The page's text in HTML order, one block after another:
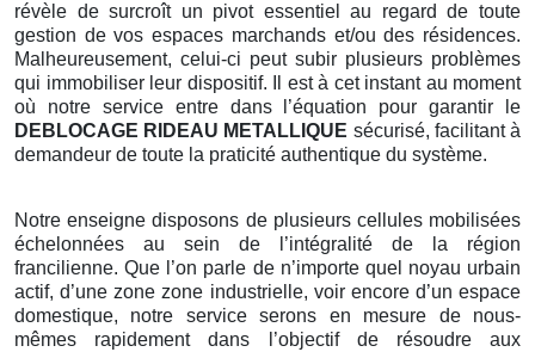
révèle de surcroît un pivot essentiel au regard de toute
gestion de vos espaces marchands et/ou des résidences.
Malheureusement, celui-ci peut subir plusieurs problèmes
qui immobiliser leur dispositif. Il est à cet instant au moment
où notre service entre dans l’équation pour garantir le
DEBLOCAGE RIDEAU METALLIQUE sécurisé, facilitant à
demandeur de toute la praticité authentique du système.
Notre enseigne disposons de plusieurs cellules mobilisées
échelonnées au sein de l’intégralité de la région
francilienne. Que l’on parle de n’importe quel noyau urbain
actif, d’une zone zone industrielle, voir encore d’un espace
domestique, notre service serons en mesure de nous-
mêmes rapidement dans l’objectif de résoudre aux